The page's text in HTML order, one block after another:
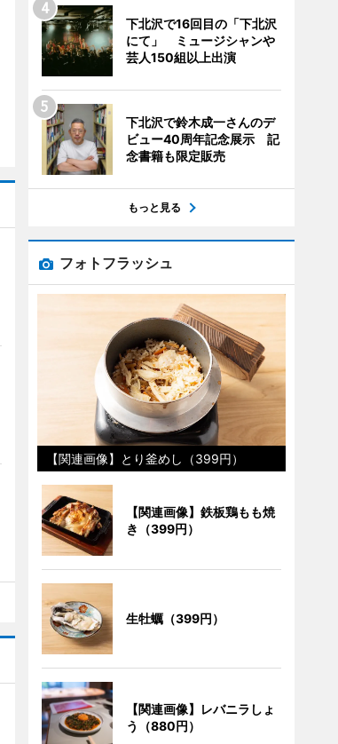
下北沢で16回目の「下北沢
にて」 ミュージシャンや
芸人150組以上出演
下北沢で鈴木成一さんのデ
ビュー40周年記念展示 記
念書籍も限定販売
もっと見る
フォトフラッシュ
【関連画像】とり釜めし（399円）
【関連画像】鉄板鶏もも焼
き（399円）
生牡蠣（399円）
【関連画像】レバニラしょ
う（880円）